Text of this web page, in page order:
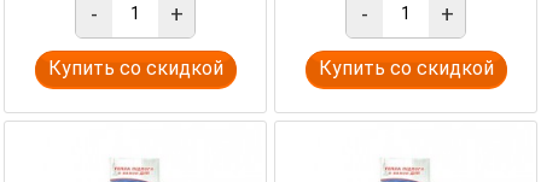
- +
Купить со скидкой
- +
Купить со скидкой